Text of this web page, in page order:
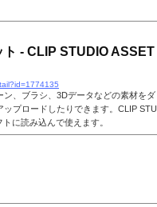
- CLIP STUDIO ASSET
、ブラシ、3Dデータなどの素材をダ
プロードしたりできます。CLIP STU
に読み込んで使えます。